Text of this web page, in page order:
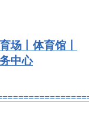
场丨体育馆丨
中心